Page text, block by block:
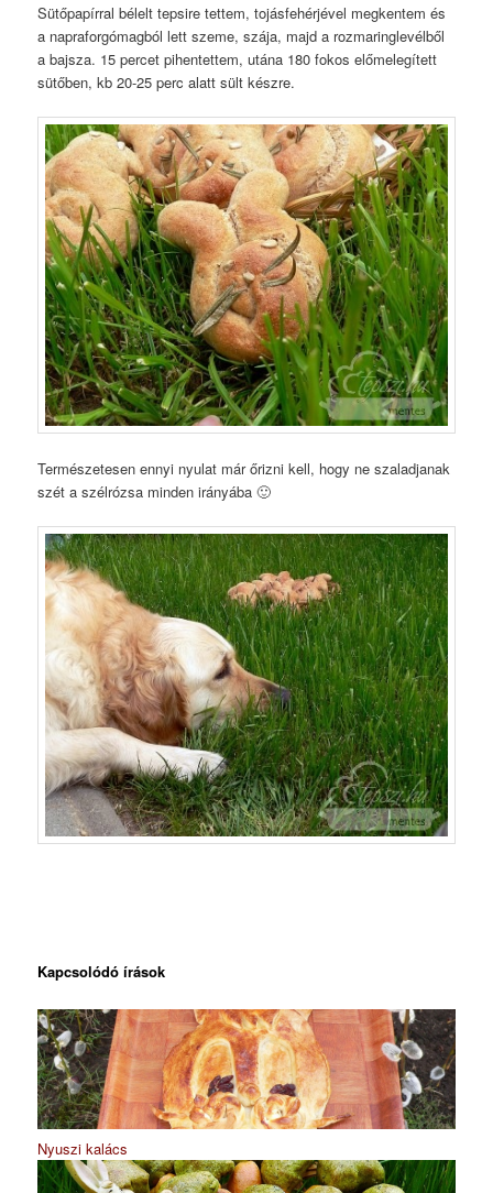
Sütőpapírral bélelt tepsire tettem, tojásfehérjével megkentem és
a napraforgómagból lett szeme, szája, majd a rozmaringlevélből
a bajsza. 15 percet pihentettem, utána 180 fokos előmelegített
sütőben, kb 20-25 perc alatt sült készre.
Természetesen ennyi nyulat már őrizni kell, hogy ne szaladjanak
szét a szélrózsa minden irányába 🙂
Kapcsolódó írások
Nyuszi kalács